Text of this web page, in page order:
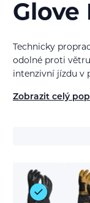
Glove
Technicky
odolné proti
intenzivní jízdu v
Zobrazit celý